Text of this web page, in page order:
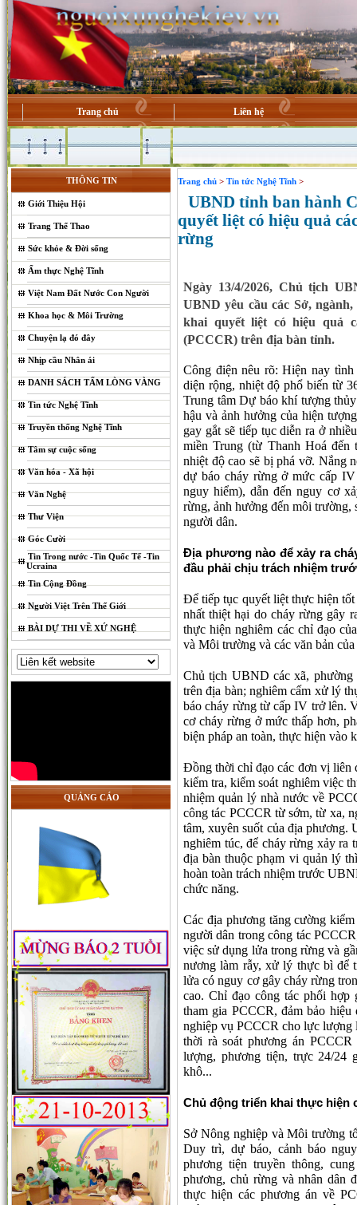
Trang chủ Liên hệ
THÔNG TIN
Giới Thiệu Hội
Trang Thể Thao
Sức khỏe & Đời sống
Ẩm thực Nghệ Tĩnh
Việt Nam Đất Nước Con Người
Khoa học & Môi Trường
Chuyện lạ đó đây
Nhịp cầu Nhân ái
DANH SÁCH TẤM LÒNG VÀNG
Tin tức Nghệ Tĩnh
Truyền thống Nghệ Tĩnh
Tâm sự cuộc sống
Văn hóa - Xã hội
Văn Nghệ
Thư Viện
Góc Cười
Tin Trong nước -Tin Quốc Tế -Tin
Ucraina
Tin Cộng Đồng
Người Việt Trên Thế Giới
BÀI DỰ THI VỀ XỨ NGHỆ
QUẢNG CÁO
Trang chủ > Tin tức Nghệ Tĩnh >
UBND tỉnh ban hành
quyết liệt có hiệu quả
rừng
Ngày 13/4/2026, Chủ tịch
UBND yêu cầu các Sở,
khai quyết liệt có hiệu quả
(PCCCR) trên địa bàn tỉnh.
Công điện nêu rõ: Hiện nay
diện rộng, nhiệt độ phổ biến từ
Trung tâm Dự báo khí tượng
hậu và ảnh hưởng của hiện
gay gắt sẽ tiếp tục diễn ra ở
miền Trung (từ Thanh Hoá
nhiệt độ cao sẽ bị phá vỡ. Nắng
dự báo cháy rừng ở mức cấp
nguy hiểm), dẫn đến nguy cơ
rừng, ảnh hưởng đến môi trường,
người dân.
Địa phương nào để xảy ra
đầu phải chịu trách nhiệm
Để tiếp tục quyết liệt thực hiện
nhất thiệt hại do cháy rừng gây
thực hiện nghiêm các chỉ đạo
và Môi trường và các văn bản
Chủ tịch UBND các xã, phường
trên địa bàn; nghiêm cấm xử lý
báo cháy rừng từ cấp IV trở lên.
cơ cháy rừng ở mức thấp hơn,
biện pháp an toàn, thực hiện vào
Đồng thời chỉ đạo các đơn vị liên
kiểm tra, kiểm soát nghiêm việc
nhiệm quản lý nhà nước về
công tác PCCCR từ sớm, từ xa,
tâm, xuyên suốt của địa
nghiêm túc, để cháy rừng xảy ra
địa bàn thuộc phạm vi quản lý
hoàn toàn trách nhiệm trước
chức năng.
Các địa phương tăng cường
người dân trong công tác
việc sử dụng lửa trong rừng và
nương làm rẫy, xử lý thực bì để
lửa có nguy cơ gây cháy rừng
cao. Chỉ đạo công tác phối
tham gia PCCCR, đảm bảo hiệu
nghiệp vụ PCCCR cho lực lượng
thời rà soát phương án
lượng, phương tiện, trực 24/24
khô...
Chủ động triển khai thực hiện
Sở Nông nghiệp và Môi trường
Duy trì, dự báo, cảnh báo
phương tiện truyền thông,
phương, chủ rừng và nhân dân
thực hiện các phương án về